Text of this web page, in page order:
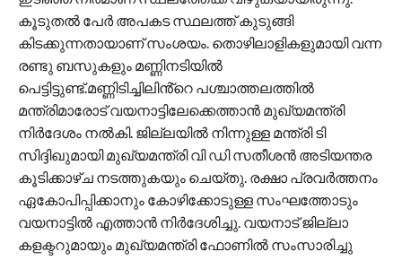
കൂടുതൽ പേർ അപകട സ്ഥലത്ത് കുടുങ്ങി
കിടക്കുന്നതായാണ് സംശയം. തൊഴിലാളികളുമായി വന്ന
രണ്ടു ബസുകളും മണ്ണിനടിയിൽ
പെട്ടിട്ടുണ്ട്.മണ്ണിടിച്ചിലിൻ്റെ പശ്ചാത്തലത്തിൽ
മന്ത്രിമാരോട് വയനാട്ടിലേക്കെത്താൻ മുഖ്യമന്ത്രി
നിർദേശം നൽകി. ജില്ലയിൽ നിന്നുള്ള മന്ത്രി ടി
സിദ്ദിഖുമായി മുഖ്യമന്ത്രി വി ഡി സതീശൻ അടിയന്തര
കൂടിക്കാഴ്ച നടത്തുകയും ചെയ്തു. രക്ഷാ പ്രവർത്തനം
ഏകോപിപ്പിക്കാനും കോഴിക്കോടുള്ള സംഘത്തോടും
വയനാട്ടിൽ എത്താൻ നിർദേശിച്ചു. വയനാട് ജില്ലാ
കളക്ടറുമായും മുഖ്യമന്ത്രി ഫോണിൽ സംസാരിച്ചു